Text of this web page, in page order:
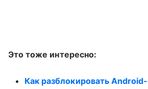
Это тоже интересно:
Как разблокировать